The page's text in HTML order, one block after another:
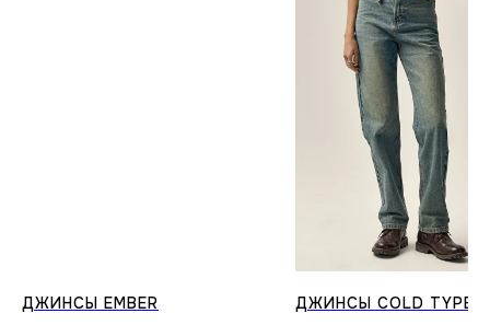
ДЖИНСЫ EMBER
ДЖИНСЫ COLD TYPE